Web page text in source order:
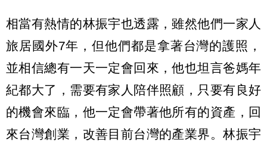
相當有熱情的林振宇也透露，雖然他們一家人
旅居國外7年，但他們都是拿著台灣的護照，
並相信總有一天一定會回來，他也坦言爸媽年
紀都大了，需要有家人陪伴照顧，只要有良好
的機會來臨，他一定會帶著他所有的資產，回
來台灣創業，改善目前台灣的產業界。林振宇